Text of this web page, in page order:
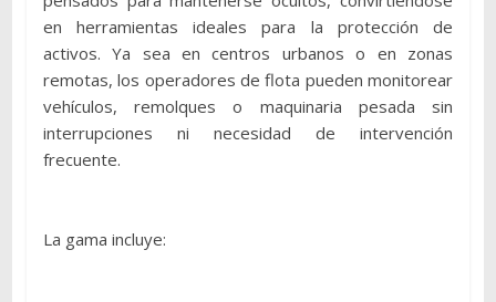
en herramientas ideales para la protección de
activos. Ya sea en centros urbanos o en zonas
remotas, los operadores de flota pueden monitorear
vehículos, remolques o maquinaria pesada sin
interrupciones ni necesidad de intervención
frecuente.
La gama incluye: